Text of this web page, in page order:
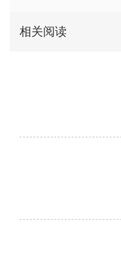
相关阅读